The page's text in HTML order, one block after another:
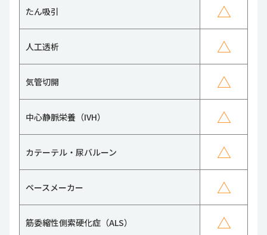
たん吸引 △
人工透析 △
気管切開 △
中心静脈栄養（IVH） △
カテーテル・尿バルーン △
ペースメーカー △
筋委縮性側索硬化症（ALS） △